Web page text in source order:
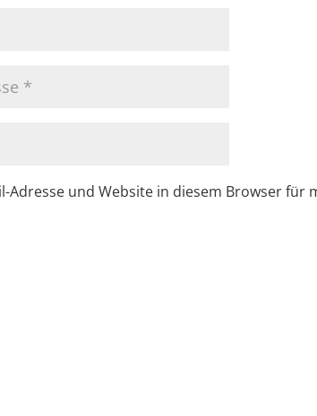
Adresse und Website in diesem Browser